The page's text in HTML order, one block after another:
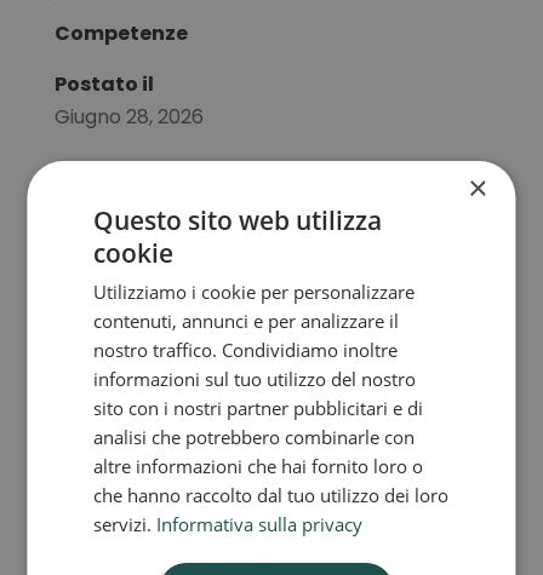
Competenze
Postato il
Giugno 28, 2026
SERIE SPHERE SERIE EMMA
RECENT POSTS
Novità: Maxi sospensione in vetro
Lampade a sospensione in vetro
Lampade in vetro artigianali
×
Questo sito web utilizza
cookie
Utilizziamo i cookie per personalizzare
contenuti, annunci e per analizzare il
nostro traffico. Condividiamo inoltre
informazioni sul tuo utilizzo del nostro
sito con i nostri partner pubblicitari e di
analisi che potrebbero combinarle con
altre informazioni che hai fornito loro o
che hanno raccolto dal tuo utilizzo dei loro
servizi. Informativa sulla privacy